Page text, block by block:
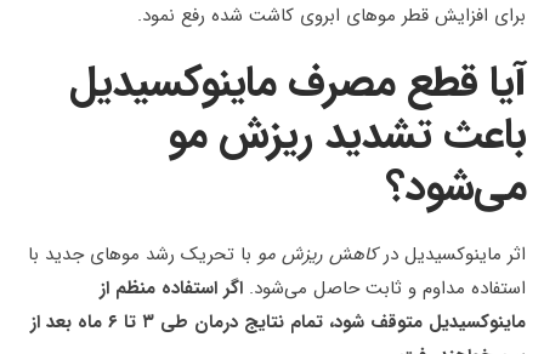
برای افزایش قطر موهای ابروی کاشت شده رفع نمود.
آیا قطع مصرف ماینوکسیدیل
باعث تشدید ریزش مو
می‌شود؟
اثر ماینوکسیدیل درکاهش ریزش مو با تحریک رشد موهای جدید با
استفاده مداوم و ثابت حاصل می‌شود. اگر استفاده منظم از
ماینوکسیدیل متوقف شود، تمام نتایج درمان طی ۳ تا ۶ ماه بعد از